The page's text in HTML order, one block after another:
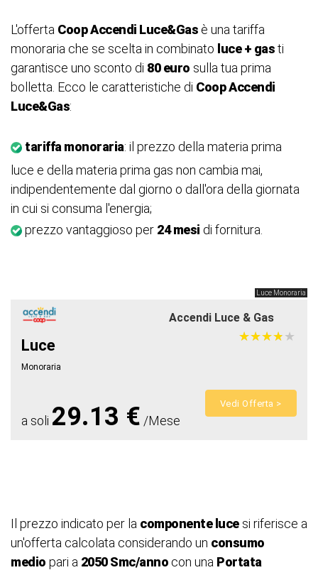
L'offerta CoopAccendi Luce&Gas è una tariffa
monoraria che se scelta in combinato luce + gasti
garantisce uno sconto di 80 euro sulla tua prima
bolletta. Ecco le caratteristiche di CoopAccendi
Luce&Gas:
tariffa monoraria: il prezzo della materia prima
luce e della materia prima gas non cambia mai,
indipendentemente dal giorno o dall'ora della giornata
in cui si consuma l'energia;
prezzo vantaggioso per 24 mesi di fornitura.
Luce Monoraria
Accendi Luce & Gas
Luce
Monoraria
★★★★★
★★★★★
a soli 29.13 € /Mese
Vedi Offerta >
Il prezzo indicato per la componente lucesi riferisce a
un'offerta calcolata considerando un consumo
medio pari a 2050 Smc/anno con una Portata